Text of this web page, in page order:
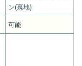
ン(裏地)
可能